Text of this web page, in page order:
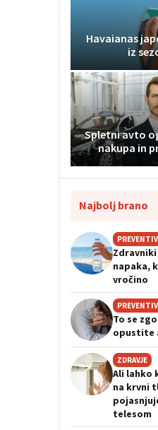
Havaianas
iz
Spletni avto
nakupa in
Najbolj brano
napaka,
vročino
To se
opustite
ZDRAVJE
Ali lahko
na krvni
telesom